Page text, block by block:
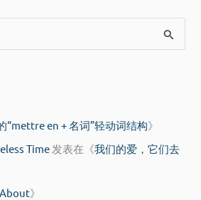
“mettre en + 名词”轻动词结构》
Time 发表在《我们的爱，它们去
About》